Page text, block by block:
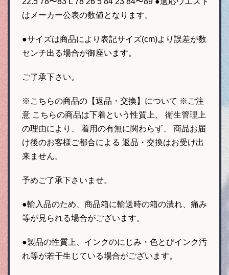
はメーカー公表の数値となります。
●サイズは商品により表記サイズ(cm)より誤差が数
センチ出る場合が御座います。
ご了承下さい。
※こちらの商品の【返品・交換】について ※ご注
意 こちらの商品は下着という性質上、 衛生管理上
の理由により、 着用の有無に関わらず、 商品お届
け後のお客様ご都合による 返品・交換はお受け出
来ません。
予めご了承下さいませ。
●輸入品のため、商品箱に輸送時の箱の潰れ、痛み
等が見られる場合がございます。
●製品の性質上、インクのにじみ・色とびインク汚
れ等が若干生じている場合がございます。